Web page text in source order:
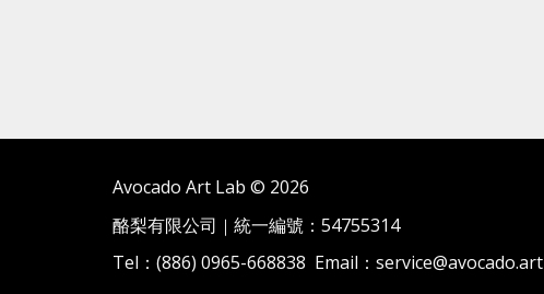
Avocado Art Lab © 2026
酪梨有限公司
統一編號：54755314
Tel：(886) 0965-668838 Email：service@avocado.art